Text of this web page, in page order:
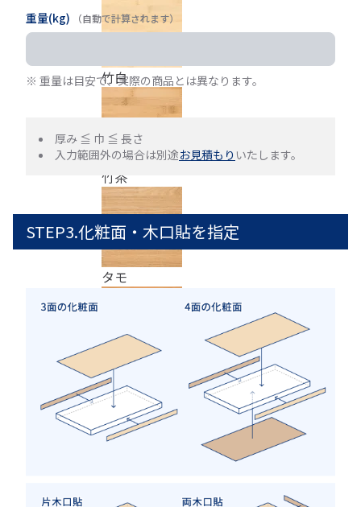
竹白
竹茶
タモ
チェリー
重量(kg) （自動で計算されます）
※ 重量は目安で、実際の商品とは異なります。
厚み ≦ 巾 ≦ 長さ
入力範囲外の場合は別途お見積もり いたします。
STEP3.化粧面・木口貼を指定